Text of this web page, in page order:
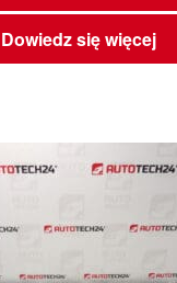
Dowiedz się więcej